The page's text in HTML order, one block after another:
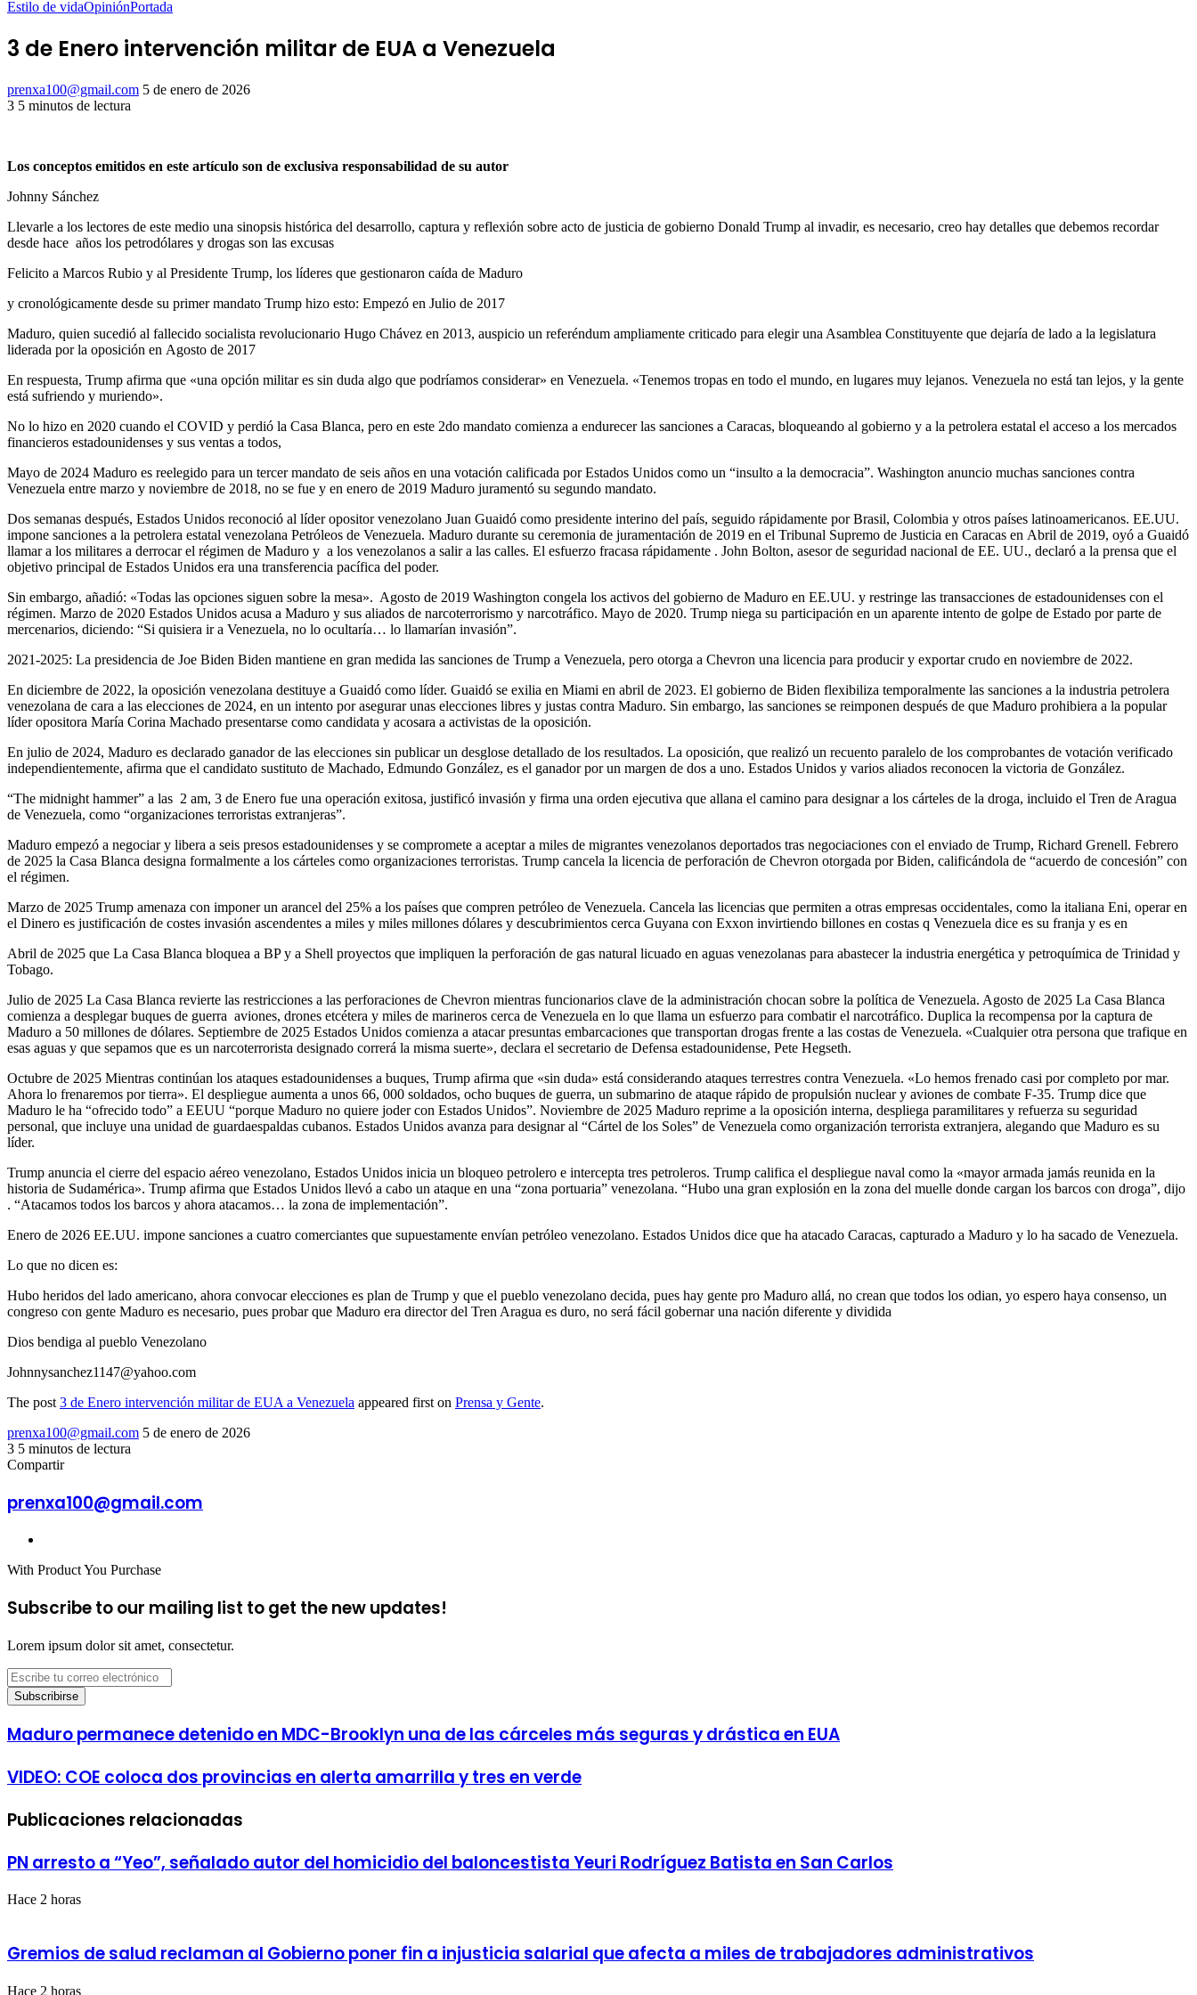
Estilo de vidaOpiniónPortada
3 de Enero intervención militar de EUA a Venezuela
prenxa100@gmail.com Send
5 de enero de 2026
3 5 minutos de lectura
Los conceptos emitidos en este artículo son de exclusiva responsabilidad de su autor
Johnny Sánchez
Llevarle a los lectores de este medio una sinopsis histórica del desarrollo, captura y reflexión sobre acto de justicia de gobierno Donald Trump al invadir, es necesario, creo hay detalles que debemos recordar
desde hace años los petrodólares y drogas son las excusas
Felicito a Marcos Rubio y al Presidente Trump, los líderes que gestionaron caída de Maduro
y cronológicamente desde su primer mandato Trump hizo esto: Empezó en Julio de 2017
Maduro, quien sucedió al fallecido socialista revolucionario Hugo Chávez en 2013, auspicio un referéndum ampliamente criticado para elegir una Asamblea Constituyente que dejaría de lado a la legislatura
liderada por la oposición en Agosto de 2017
En respuesta, Trump afirma que «una opción militar es sin duda algo que podríamos considerar» en Venezuela. «Tenemos tropas en todo el mundo, en lugares muy lejanos. Venezuela no está tan lejos, y la gente
está sufriendo y muriendo».
No lo hizo en 2020 cuando el COVID y perdió la Casa Blanca, pero en este 2do mandato comienza a endurecer las sanciones a Caracas, bloqueando al gobierno y a la petrolera estatal el acceso a los mercados
financieros estadounidenses y sus ventas a todos,
Mayo de 2024 Maduro es reelegido para un tercer mandato de seis años en una votación calificada por Estados Unidos como un “insulto a la democracia”. Washington anuncio muchas sanciones contra
Venezuela entre marzo y noviembre de 2018, no se fue y en enero de 2019 Maduro juramentó su segundo mandato.
Dos semanas después, Estados Unidos reconoció al líder opositor venezolano Juan Guaidó como presidente interino del país, seguido rápidamente por Brasil, Colombia y otros países latinoamericanos. EE.UU.
impone sanciones a la petrolera estatal venezolana Petróleos de Venezuela. Maduro durante su ceremonia de juramentación de 2019 en el Tribunal Supremo de Justicia en Caracas en Abril de 2019, oyó a Guaidó
llamar a los militares a derrocar el régimen de Maduro y a los venezolanos a salir a las calles. El esfuerzo fracasa rápidamente . John Bolton, asesor de seguridad nacional de EE. UU., declaró a la prensa que el
objetivo principal de Estados Unidos era una transferencia pacífica del poder.
Sin embargo, añadió: «Todas las opciones siguen sobre la mesa». Agosto de 2019 Washington congela los activos del gobierno de Maduro en EE.UU. y restringe las transacciones de estadounidenses con el
régimen. Marzo de 2020 Estados Unidos acusa a Maduro y sus aliados de narcoterrorismo y narcotráfico. Mayo de 2020. Trump niega su participación en un aparente intento de golpe de Estado por parte de
mercenarios, diciendo: “Si quisiera ir a Venezuela, no lo ocultaría… lo llamarían invasión”.
2021-2025: La presidencia de Joe Biden Biden mantiene en gran medida las sanciones de Trump a Venezuela, pero otorga a Chevron una licencia para producir y exportar crudo en noviembre de 2022.
En diciembre de 2022, la oposición venezolana destituye a Guaidó como líder. Guaidó se exilia en Miami en abril de 2023. El gobierno de Biden flexibiliza temporalmente las sanciones a la industria petrolera
venezolana de cara a las elecciones de 2024, en un intento por asegurar unas elecciones libres y justas contra Maduro. Sin embargo, las sanciones se reimponen después de que Maduro prohibiera a la popular
líder opositora María Corina Machado presentarse como candidata y acosara a activistas de la oposición.
En julio de 2024, Maduro es declarado ganador de las elecciones sin publicar un desglose detallado de los resultados. La oposición, que realizó un recuento paralelo de los comprobantes de votación verificado
independientemente, afirma que el candidato sustituto de Machado, Edmundo González, es el ganador por un margen de dos a uno. Estados Unidos y varios aliados reconocen la victoria de González.
“The midnight hammer” a las 2 am, 3 de Enero fue una operación exitosa, justificó invasión y firma una orden ejecutiva que allana el camino para designar a los cárteles de la droga, incluido el Tren de Aragua
de Venezuela, como “organizaciones terroristas extranjeras”.
Maduro empezó a negociar y libera a seis presos estadounidenses y se compromete a aceptar a miles de migrantes venezolanos deportados tras negociaciones con el enviado de Trump, Richard Grenell. Febrero
de 2025 la Casa Blanca designa formalmente a los cárteles como organizaciones terroristas. Trump cancela la licencia de perforación de Chevron otorgada por Biden, calificándola de “acuerdo de concesión” con
el régimen.
Marzo de 2025 Trump amenaza con imponer un arancel del 25% a los países que compren petróleo de Venezuela. Cancela las licencias que permiten a otras empresas occidentales, como la italiana Eni, operar en
el Dinero es justificación de costes invasión ascendentes a miles y miles millones dólares y descubrimientos cerca Guyana con Exxon invirtiendo billones en costas q Venezuela dice es su franja y es en
Abril de 2025 que La Casa Blanca bloquea a BP y a Shell proyectos que impliquen la perforación de gas natural licuado en aguas venezolanas para abastecer la industria energética y petroquímica de Trinidad y
Tobago.
Julio de 2025 La Casa Blanca revierte las restricciones a las perforaciones de Chevron mientras funcionarios clave de la administración chocan sobre la política de Venezuela. Agosto de 2025 La Casa Blanca
comienza a desplegar buques de guerra aviones, drones etcétera y miles de marineros cerca de Venezuela en lo que llama un esfuerzo para combatir el narcotráfico. Duplica la recompensa por la captura de
Maduro a 50 millones de dólares. Septiembre de 2025 Estados Unidos comienza a atacar presuntas embarcaciones que transportan drogas frente a las costas de Venezuela. «Cualquier otra persona que trafique en
esas aguas y que sepamos que es un narcoterrorista designado correrá la misma suerte», declara el secretario de Defensa estadounidense, Pete Hegseth.
Octubre de 2025 Mientras continúan los ataques estadounidenses a buques, Trump afirma que «sin duda» está considerando ataques terrestres contra Venezuela. «Lo hemos frenado casi por completo por mar.
Ahora lo frenaremos por tierra». El despliegue aumenta a unos 66, 000 soldados, ocho buques de guerra, un submarino de ataque rápido de propulsión nuclear y aviones de combate F-35. Trump dice que
Maduro le ha “ofrecido todo” a EEUU “porque Maduro no quiere joder con Estados Unidos”. Noviembre de 2025 Maduro reprime a la oposición interna, despliega paramilitares y refuerza su seguridad
personal, que incluye una unidad de guardaespaldas cubanos. Estados Unidos avanza para designar al “Cártel de los Soles” de Venezuela como organización terrorista extranjera, alegando que Maduro es su
líder.
Trump anuncia el cierre del espacio aéreo venezolano, Estados Unidos inicia un bloqueo petrolero e intercepta tres petroleros. Trump califica el despliegue naval como la «mayor armada jamás reunida en la
historia de Sudamérica». Trump afirma que Estados Unidos llevó a cabo un ataque en una “zona portuaria” venezolana. “Hubo una gran explosión en la zona del muelle donde cargan los barcos con droga”, dijo
. “Atacamos todos los barcos y ahora atacamos… la zona de implementación”.
Enero de 2026 EE.UU. impone sanciones a cuatro comerciantes que supuestamente envían petróleo venezolano. Estados Unidos dice que ha atacado Caracas, capturado a Maduro y lo ha sacado de Venezuela.
Lo que no dicen es:
Hubo heridos del lado americano, ahora convocar elecciones es plan de Trump y que el pueblo venezolano decida, pues hay gente pro Maduro allá, no crean que todos los odian, yo espero haya consenso, un
congreso con gente Maduro es necesario, pues probar que Maduro era director del Tren Aragua es duro, no será fácil gobernar una nación diferente y dividida
Dios bendiga al pueblo Venezolano
Johnnysanchez1147@yahoo.com
The post 3 de Enero intervención militar de EUA a Venezuela appeared first on Prensa y Gente.
prenxa100@gmail.com Send
5 de enero de 2026
3 5 minutos de lectura
Facebook
X
LinkedIn
Tumblr
Pinterest
Reddit
VKontakte
Odnoklassniki
Pocket
Compartir
por
correo
prenxa100@gmail.com
With Product You Purchase
Subscribe to our mailing list to get the new updates!
Lorem ipsum dolor sit amet, consectetur.
Escribe
tu
correo
Maduro
permanece
en
una
las
cárceles
seguras
en
Maduro permanece detenido en MDC-Brooklyn una de las cárceles más seguras y drástica en EUA
VIDEO:
COE
dos
alerta
y
verde
VIDEO: COE coloca dos provincias en alerta amarrilla y tres en verde
Publicaciones relacionadas
PN arresto a “Yeo”, señalado autor del homicidio del baloncestista Yeuri Rodríguez Batista en San Carlos
Hace 2 horas
Gremios de salud reclaman al Gobierno poner fin a injusticia salarial que afecta a miles de trabajadores administrativos
Hace 2 horas